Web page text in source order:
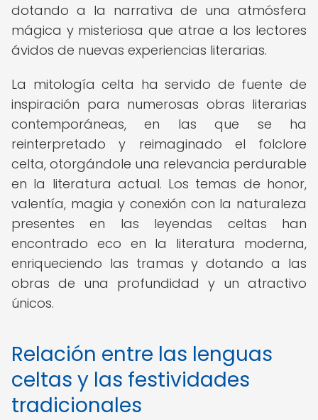
dotando a la narrativa de una atmósfera
mágica y misteriosa que atrae a los lectores
ávidos de nuevas experiencias literarias.
La mitología celta ha servido de fuente de
inspiración para numerosas obras literarias
contemporáneas, en las que se ha
reinterpretado y reimaginado el folclore
celta, otorgándole una relevancia perdurable
en la literatura actual. Los temas de honor,
valentía, magia y conexión con la naturaleza
presentes en las leyendas celtas han
encontrado eco en la literatura moderna,
enriqueciendo las tramas y dotando a las
obras de una profundidad y un atractivo
únicos.
Relación entre las lenguas
celtas y las festividades
tradicionales